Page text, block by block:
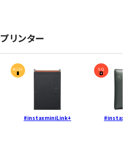
プリンター
mini
#instaxminiLink+
SQ